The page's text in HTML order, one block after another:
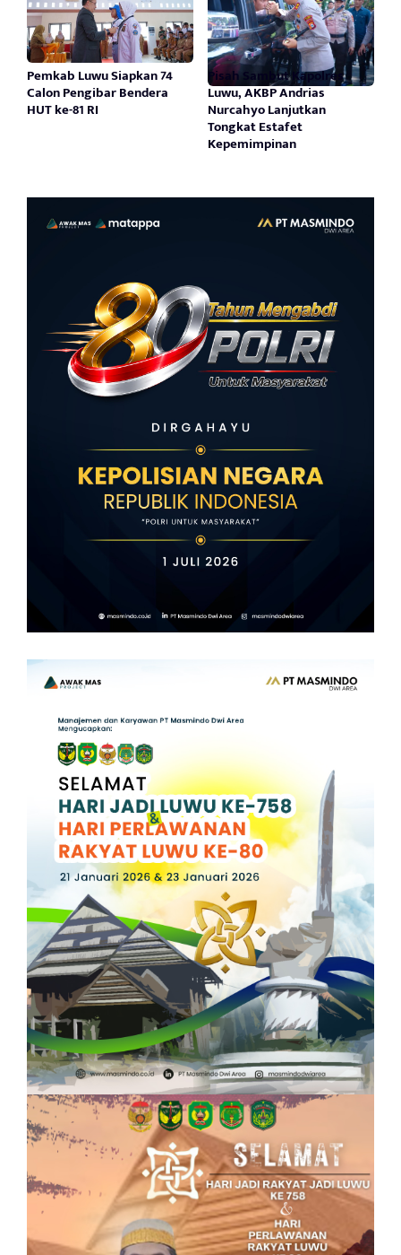
Pemkab Luwu Siapkan 74
Calon Pengibar Bendera
HUT ke-81 RI
Pisah Sambut Kapolres
Luwu, AKBP Andrias
Nurcahyo Lanjutkan
Tongkat Estafet
Kepemimpinan